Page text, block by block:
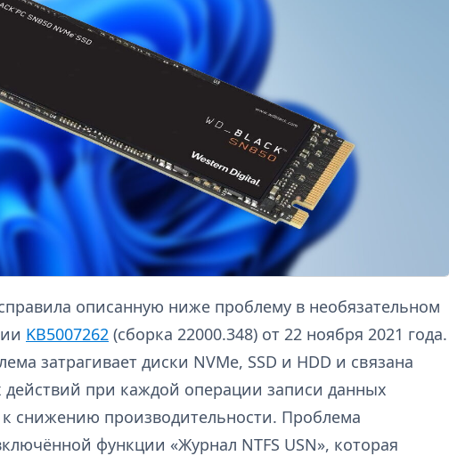
описанную ниже проблему в необязательном
KB5007262 (сборка 22000.348) от 22 ноября 2021 года.
затрагивает диски NVMe, SSD и HDD и связана
при каждой операции записи данных
снижению производительности. Проблема
функции «Журнал NTFS USN», которая